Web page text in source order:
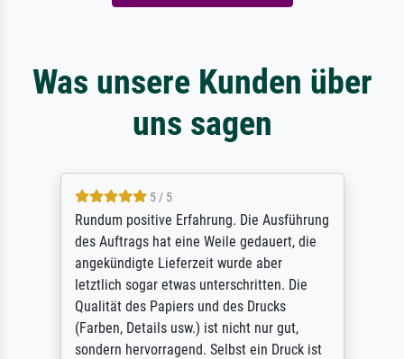
Was unsere Kunden über
uns sagen
5 / 5
Rundum positive Erfahrung. Die Ausführung
des Auftrags hat eine Weile gedauert, die
angekündigte Lieferzeit wurde aber
letztlich sogar etwas unterschritten. Die
Qualität des Papiers und des Drucks
(Farben, Details usw.) ist nicht nur gut,
sondern hervorragend. Selbst ein Druck ist